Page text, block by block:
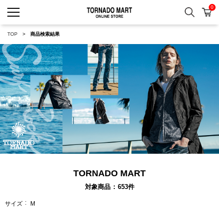
検索 カ
0
TOP 商品検索結果
TORNADO MART
対象商品 653件
サイズ M